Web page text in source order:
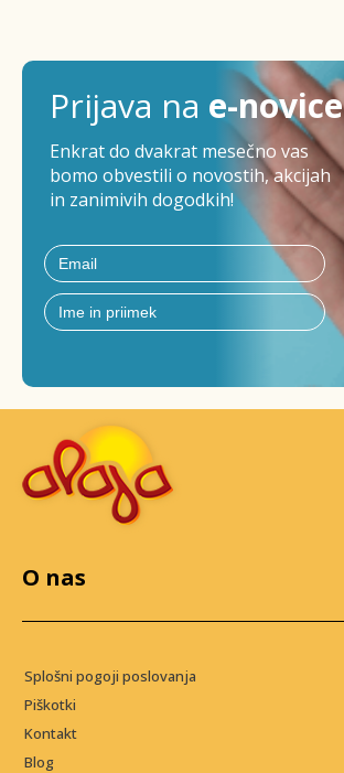
Prijava na e-novice
Enkrat do dvakrat mesečno vas
bomo obvestili o novostih, akcijah
in zanimivih dogodkih!
O nas
Splošni pogoji poslovanja
Piškotki
Kontakt
Blog